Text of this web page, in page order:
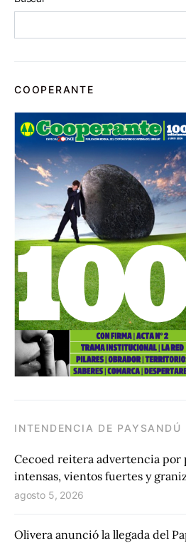
COOPERANTE
INTENDENCIA DE PAYSANDÚ
Cecoed reitera advertencia por
intensas, vientos fuertes y
agosto 5, 2026
Olivera anunció la llegada del